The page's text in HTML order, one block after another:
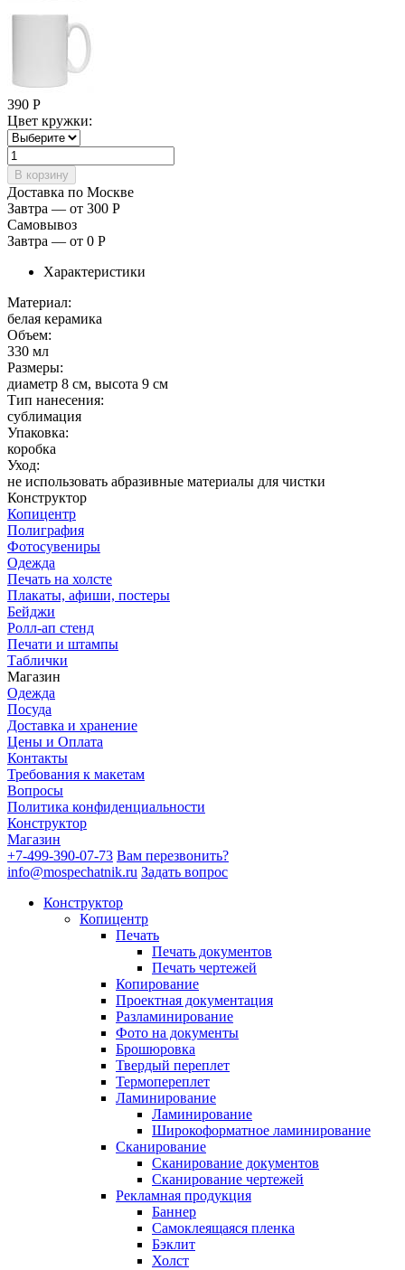
390 Р
Цвет кружки:
Доставка по Москве
Завтра — от 300 Р
Самовывоз
Завтра — от 0 Р
Характеристики
Материал:
белая керамика
Объем:
330 мл
Размеры:
диаметр 8 см, высота 9 см
Тип нанесения:
сублимация
Упаковка:
коробка
Уход:
не использовать абразивные материалы для чистки
Конструктор
Копицентр
Полиграфия
Фотосувениры
Одежда
Печать на холсте
Плакаты, афиши, постеры
Бейджи
Ролл-ап стенд
Печати и штампы
Таблички
Магазин
Одежда
Посуда
Доставка и хранение
Цены и Оплата
Контакты
Требования к макетам
Вопросы
Политика конфиденциальности
Конструктор
Магазин
+7-499-390-07-73 Вам перезвонить?
info@mospechatnik.ru Задать вопрос
Конструктор
Копицентр
Печать
Печать документов
Печать чертежей
Копирование
Проектная документация
Разламинирование
Фото на документы
Брошюровка
Твердый переплет
Термопереплет
Ламинирование
Ламинирование
Широкоформатное ламинирование
Сканирование
Сканирование документов
Сканирование чертежей
Рекламная продукция
Баннер
Самоклеящаяся пленка
Бэклит
Холст